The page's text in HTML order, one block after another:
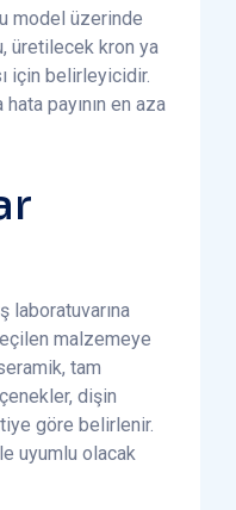
model üzerinde
üretilecek kron ya
için belirleyicidir.
payının en aza
laboratuvarına
malzemeye
tam
dişin
göre belirlenir.
uyumlu olacak